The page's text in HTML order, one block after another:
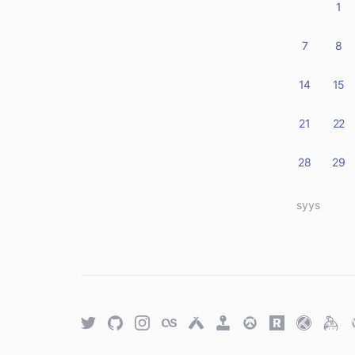
1
7 8
14 15
21 22
28 29
« syys
TwitterGitHubTwitterLast.fmUntappd
RetroOverwatch
Rawg.ioTrakt